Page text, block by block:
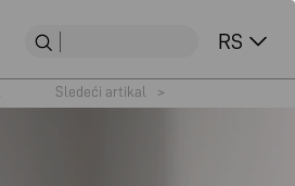
RS
Sledeći artikal >